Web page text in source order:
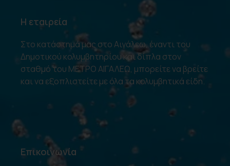
Η εταιρεία
Στο κατάστημά μας στο Αιγάλεω, έναντι του
Δημοτικού κολυμβητηρίου και δίπλα στον
σταθμό του ΜΕΤΡΟ ΑΙΓΑΛΕΩ, μπορείτε να βρείτε
και να εξοπλιστείτε με όλα τα κολυμβητικά είδη.
Επικοινωνία